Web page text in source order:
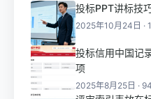
投标PPT讲标技
2025年10月24日 ·
投标信用中国记
项
2025年8月25日 ·